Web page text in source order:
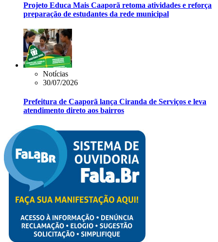
Projeto Educa Mais Caaporã retoma atividades e reforça
preparação de estudantes da rede municipal
Notícias
30/07/2026
Prefeitura de Caaporã lança Ciranda de Serviços e leva
atendimento direto aos bairros